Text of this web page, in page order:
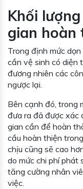
Khối
gian hoàn
Trong định mức
cần vệ sinh có diện
đương nhiên các
ngược lại.
Bên cạnh đó, trong
đưa ra đã được xác
gian cần để hoàn
cầu hoàn thiện
chịu cũng sẽ cao
do mức chi phí phát
tăng cường nhân
việc.